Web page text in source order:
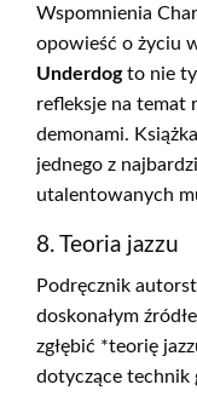
Wspomnienia
opowieść o życiu
Underdogto nie
refleksje na temat
demonami.
jednego z
utalentowanych
8. Teoria jazzu
Podręcznik
doskonałym
zgłębić *teorię
dotyczące technik